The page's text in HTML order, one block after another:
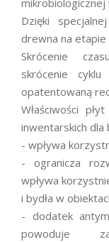
mikrobiologicznej
Dzięki
drewna na
Skrócenie
skrócenie
opatentowaną
Właściwości
inwentarskich dla
- wpływa
- ogranicza
wpływa
i bydła w
- dodatek
powoduje